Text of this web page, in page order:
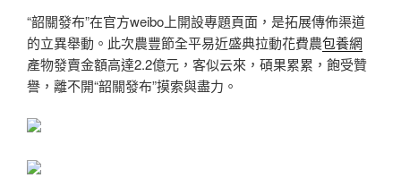
“韶關發布”在官方weibo上開設專題頁面，是拓展傳佈渠道
的立異舉動。此次農豐節全平易近盛典拉動花費農包養網
產物發賣金額高達2.2億元，客似云來，碩果累累，飽受贊
譽，離不開“韶關發布”摸索與盡力。